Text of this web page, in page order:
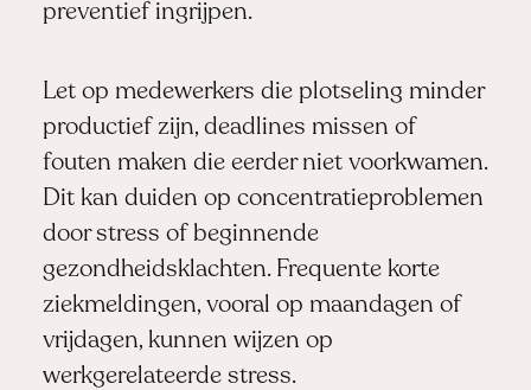
preventief ingrijpen.
Let op medewerkers die plotseling minder
productief zijn, deadlines missen of
fouten maken die eerder niet voorkwamen.
Dit kan duiden op concentratieproblemen
door stress of beginnende
gezondheidsklachten. Frequente korte
ziekmeldingen, vooral op maandagen of
vrijdagen, kunnen wijzen op
werkgerelateerde stress.